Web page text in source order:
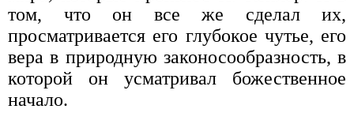
том, что он все же сделал их,
просматривается его глубокое чутье, его
вера в природную законосообразность, в
которой он усматривал божественное
начало.